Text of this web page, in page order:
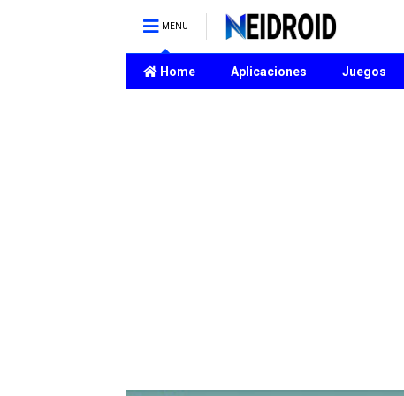
MENU
Home Aplicaciones Juegos